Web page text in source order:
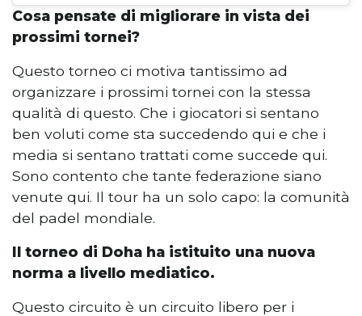
Cosa pensate di migliorare in vista dei
prossimi tornei?
Questo torneo ci motiva tantissimo ad
organizzare i prossimi tornei con la stessa
qualità di questo. Che i giocatori si sentano
ben voluti come sta succedendo qui e che i
media si sentano trattati come succede qui.
Sono contento che tante federazione siano
venute qui. Il tour ha un solo capo: la comunità
del padel mondiale.
Il torneo di Doha ha istituito una nuova
norma a livello mediatico.
Questo circuito è un circuito libero per i